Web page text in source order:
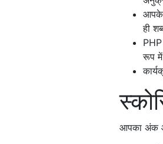
आपके
ही
रूप में
आपका अंक